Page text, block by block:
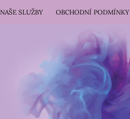
NAŠE SLUŽBY OBCHODNÍ PODMÍNKY